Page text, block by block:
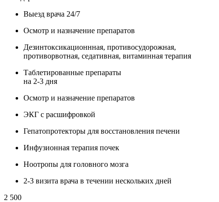
Выезд врача 24/7
Осмотр и назначение препаратов
Дезинтоксикационнная, противосудорожная,
противорвотная, седативная, витаминная терапия
Таблетированные препараты
на 2-3 дня
Осмотр и назначение препаратов
ЭКГ с расшифровкой
Гепатопротекторы для восстановления печени
Инфузионная терапия почек
Ноотропы для головного мозга
2-3 визита врача в течении нескольких дней
2 500